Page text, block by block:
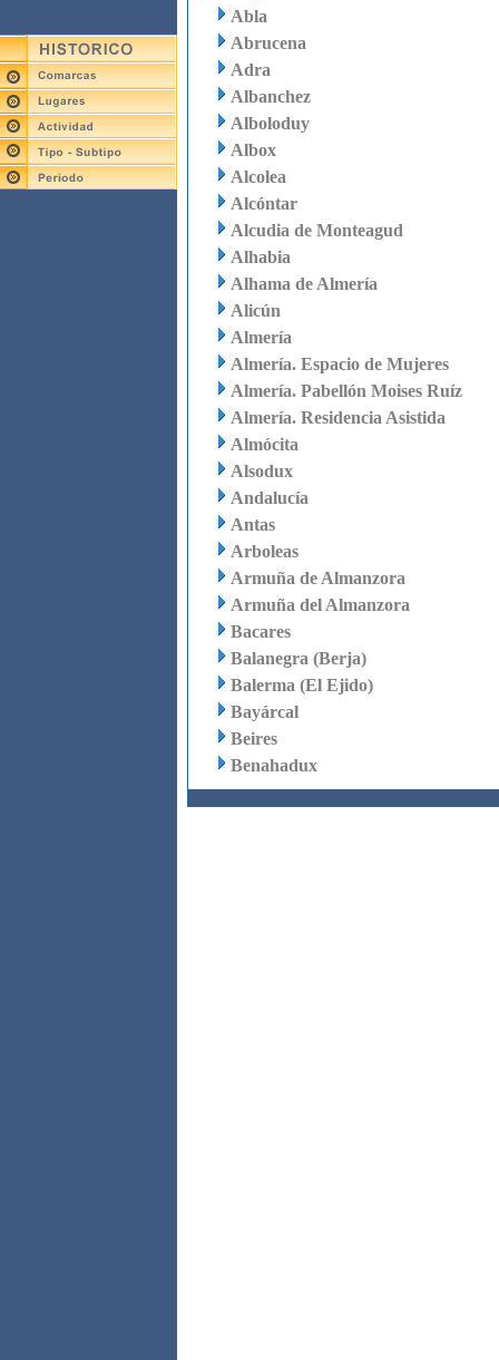
Abla
Abrucena
Adra
Albanchez
Alboloduy
Albox
Alcolea
Alcóntar
Alcudia de Monteagud
Alhabia
Alhama de Almería
Alicún
Almería
Almería. Espacio de Mujeres
Almería. Pabellón Moises Ruíz
Almería. Residencia Asistida
Almócita
Alsodux
Andalucía
Antas
Arboleas
Armuña de Almanzora
Armuña del Almanzora
Bacares
Balanegra (Berja)
Balerma (El Ejido)
Bayárcal
Beires
Benahadux